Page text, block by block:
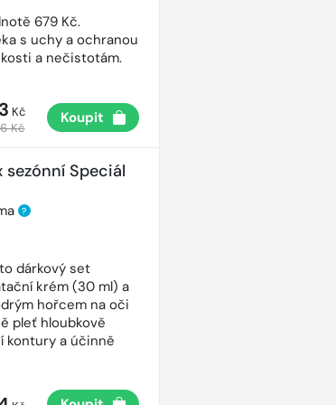
679 Kč.
s uchy a ochranou
a nečistotám.
Kč
Kč
Koupit
sezónní Speciál
?
dárkový set
krém (30 ml) a
hořcem na oči
pleť hloubkově
kontury a účinně